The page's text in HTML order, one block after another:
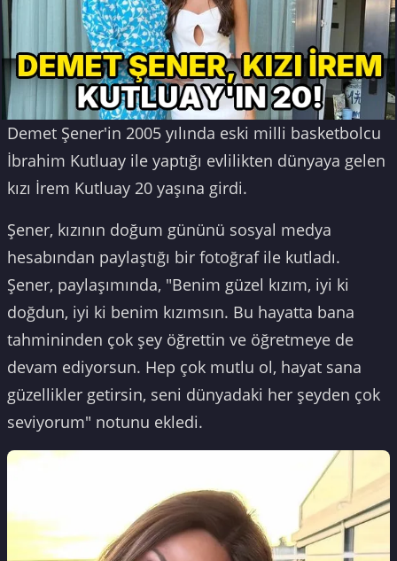
Demet Şener'in 2005 yılında eski milli basketbolcu
İbrahim Kutluay ile yaptığı evlilikten dünyaya gelen
kızı İrem Kutluay 20 yaşına girdi.
Şener, kızının doğum gününü sosyal medya
hesabından paylaştığı bir fotoğraf ile kutladı.
Şener, paylaşımında, "Benim güzel kızım, iyi ki
doğdun, iyi ki benim kızımsın. Bu hayatta bana
tahmininden çok şey öğrettin ve öğretmeye de
devam ediyorsun. Hep çok mutlu ol, hayat sana
güzellikler getirsin, seni dünyadaki her şeyden çok
seviyorum" notunu ekledi.